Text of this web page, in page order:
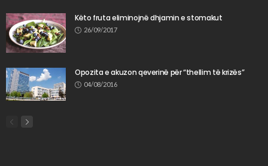
Këto fruta eliminojnë dhjamin e stomakut
26/09/2017
Opozita e akuzon qeverinë për “thellim të krizës”
04/08/2016